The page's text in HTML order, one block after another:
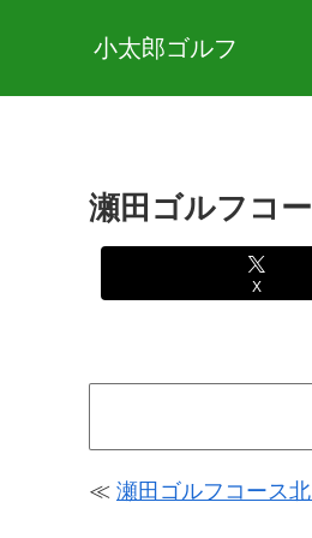
小太郎ゴルフ
瀬田ゴルフコ
X
≪ 瀬田ゴルフコース